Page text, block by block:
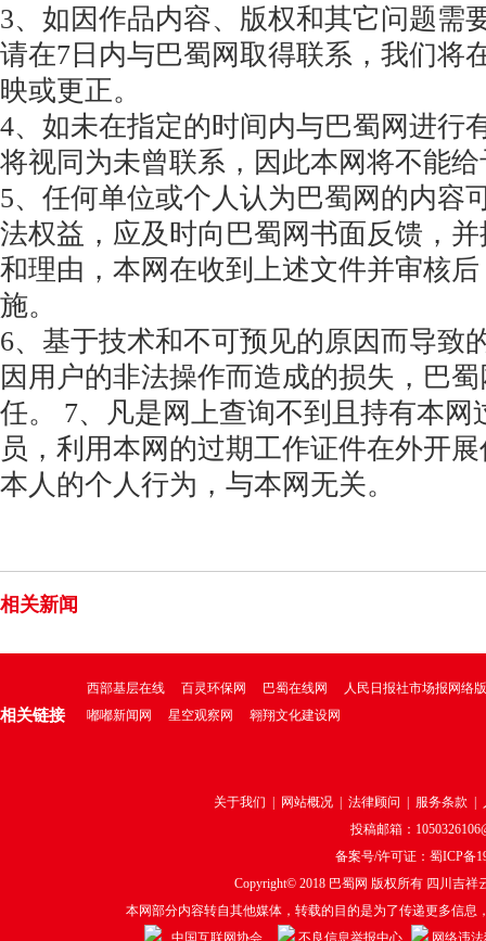
3、如因作品内容、版权和其它问题需
请在7日内与巴蜀网取得联系，我们将
映或更正。
4、如未在指定的时间内与巴蜀网进行
将视同为未曾联系，因此本网将不能
5、任何单位或个人认为巴蜀网的内容
法权益，应及时向巴蜀网书面反馈，
和理由，本网在收到上述文件并审核
施。
6、基于技术和不可预见的原因而导致
因用户的非法操作而造成的损失，巴
任。 7、凡是网上查询不到且持有本网
员，利用本网的过期工作证件在外开
本人的个人行为，与本网无关。
相关新闻
相关链接
西部基层在线 百灵环保网 巴蜀在线网
人民日报社市场报网络版
嘟嘟新闻网
星空观察网 翱翔文化建设网
关于我们 网站概况 法律顾问 服务条款
投稿邮箱：
备案号/许可证：蜀ICP备
Copyright© 2018 巴蜀网 版权所有 四川吉
本网部分内容转自其他媒体，转载的目的是为了传递更多信